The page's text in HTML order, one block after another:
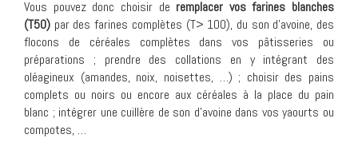
Vous pouvez donc choisir de remplacer vos farines blanches
(T50) par des farines complètes (T> 100), du son d’avoine, des
flocons de céréales complètes dans vos pâtisseries ou
préparations ; prendre des collations en y intégrant des
oléagineux (amandes, noix, noisettes, …) ; choisir des pains
complets ou noirs ou encore aux céréales à la place du pain
blanc ; intégrer une cuillère de son d’avoine dans vos yaourts ou
compotes, …